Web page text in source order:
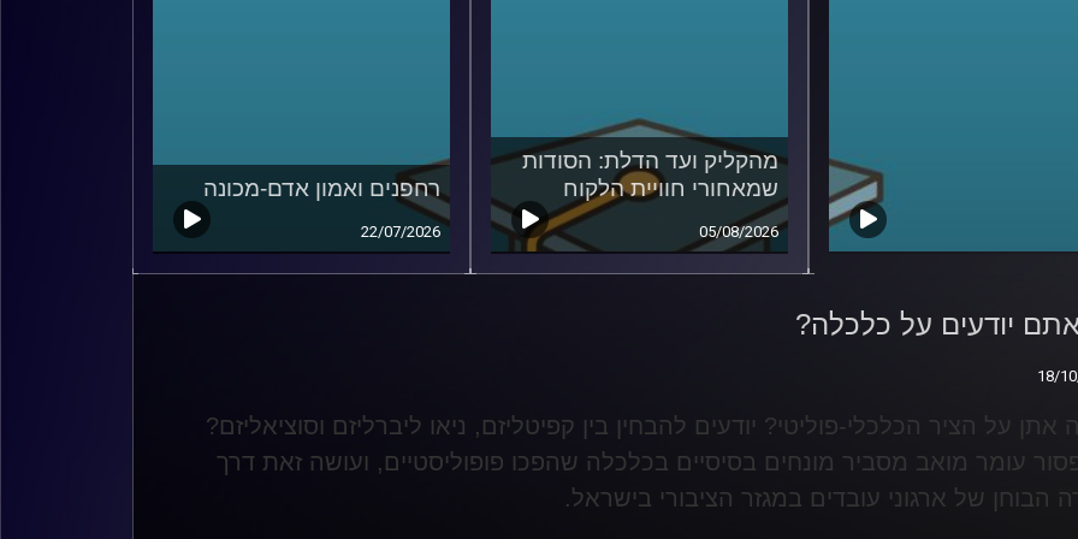
18/
מהקליק ועד הדלת: הסודות
שמאחורי חוויית הלקוח
05/08/2026
רחפנים ואמון אדם-מכונה
22/07/2026
יודעים על כלכלה?
18/
אתן על הציר הכלכלי-פוליטי? יודעים להבחין בין קפיטליזם, ניאו ליברליזם וסוציאליזם?
עומר מואב מסביר מונחים בסיסיים בכלכלה שהפכו פופוליסטיים, ועושה זאת דרך
הבוחן של ארגוני עובדים במגזר הציבורי בישראל.